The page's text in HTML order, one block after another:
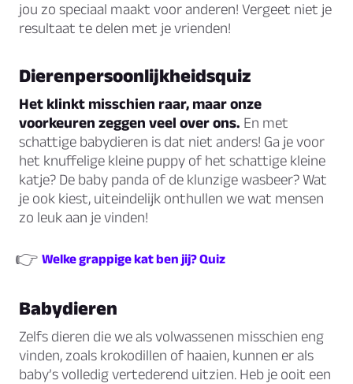
jou zo speciaal maakt voor anderen! Vergeet niet je
resultaat te delen met je vrienden!
Dierenpersoonlijkheidsquiz
Het klinkt misschien raar, maar onze
voorkeuren zeggen veel over ons. En met
schattige babydieren is dat niet anders! Ga je voor
het knuffelige kleine puppy of het schattige kleine
katje? De baby panda of de klunzige wasbeer? Wat
je ook kiest, uiteindelijk onthullen we wat mensen
zo leuk aan je vinden!
👉 Welke grappige kat ben jij? Quiz
Babydieren
Zelfs dieren die we als volwassenen misschien eng
vinden, zoals krokodillen of haaien, kunnen er als
baby’s volledig vertederend uitzien. Heb je ooit een